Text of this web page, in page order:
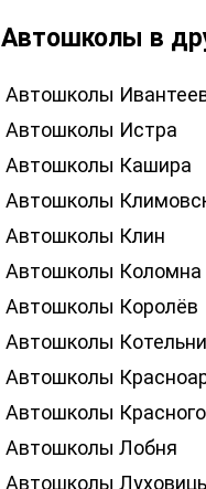
Автошколы в
Автошколы
Автошколы Истра
Автошколы Кашира
Автошколы
Автошколы Клин
Автошколы Коломна
Автошколы Королёв
Автошколы
Автошколы
Автошколы
Автошколы Лобня
Автошколы